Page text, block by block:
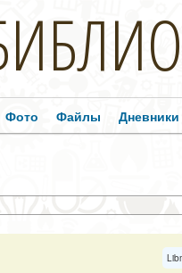
Фото Файлы Дневники